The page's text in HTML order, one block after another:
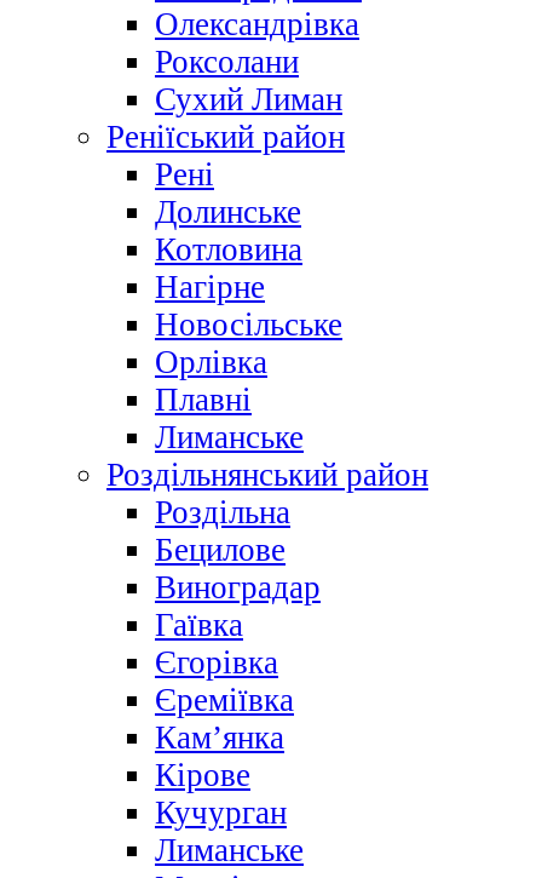
Олександрівка
Роксолани
Сухий Лиман
Реніїський район
Рені
Долинське
Котловина
Нагірне
Новосільське
Орлівка
Плавні
Лиманське
Роздільнянський район
Роздільна
Бецилове
Виноградар
Гаївка
Єгорівка
Єреміївка
Кам’янка
Кірове
Кучурган
Лиманське